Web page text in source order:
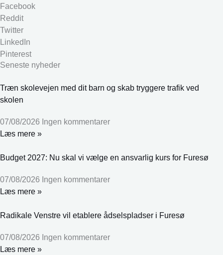
Facebook
Reddit
Twitter
LinkedIn
Pinterest
Seneste nyheder
Træn skolevejen med dit barn og skab tryggere trafik ved
skolen
07/08/2026 Ingen kommentarer
Læs mere »
Budget 2027: Nu skal vi vælge en ansvarlig kurs for Furesø
07/08/2026 Ingen kommentarer
Læs mere »
Radikale Venstre vil etablere ådselspladser i Furesø
07/08/2026 Ingen kommentarer
Læs mere »